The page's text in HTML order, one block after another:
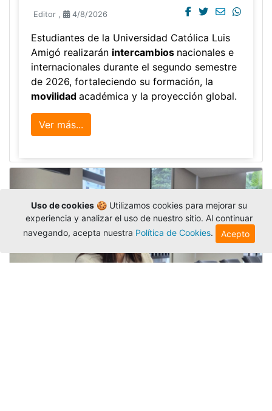
Editor , 4/8/2026
Estudiantes de la Universidad Católica Luis
Amigó realizarán intercambios nacionales e
internacionales durante el segundo semestre
de 2026, fortaleciendo su formación, la
movilidad académica y la proyección global.
Ver más...
Uso de cookies🍪 Utilizamos cookies para mejorar su
experiencia y analizar el uso de nuestro sitio. Al continuar
navegando, acepta nuestra Política de Cookies. Acepto